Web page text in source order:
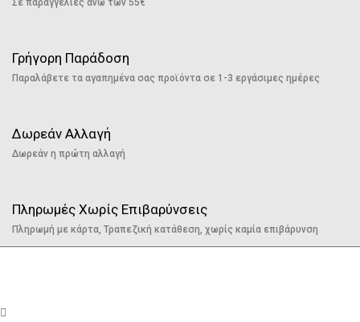
Σε παραγγελίες άνω των 55€
Γρήγορη Παράδοση
Παραλάβετε τα αγαπημένα σας προϊόντα σε 1-3 εργάσιμες ημέρες
Δωρεάν Αλλαγή
Δωρεάν η πρώτη αλλαγή
Πληρωμές Χωρίς Επιβαρύνσεις
Πληρωμή με κάρτα, Τραπεζική κατάθεση, χωρίς καμία επιβάρυνση